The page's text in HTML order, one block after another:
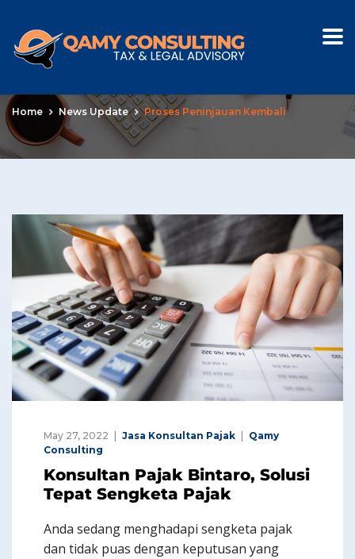
Tag:Proses Peninjauan
Home News Update Proses Peninjauan Kembali
May 27, 2022 Jasa Konsultan Pajak
Qamy
Consulting
Konsultan Pajak Bintaro, Solusi
Tepat Sengketa Pajak
Anda sedang menghadapi sengketa pajak
dan tidak puas dengan keputusan yang